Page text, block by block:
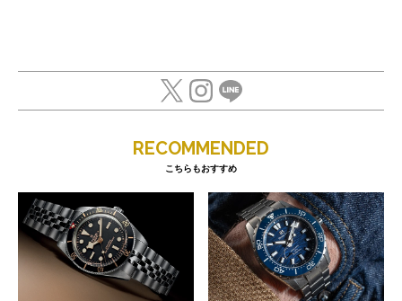
RECOMMENDED
こちらもおすすめ